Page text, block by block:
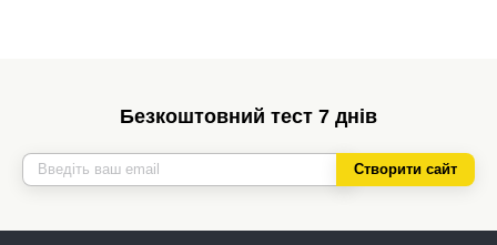
Безкоштовний тест 7 днів
Створити сайт